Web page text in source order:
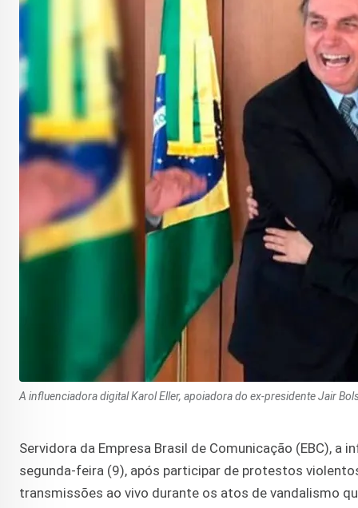
A influenciadora digital Karol Eller, apoiadora do ex-presidente Jair
Servidora da Empresa Brasil de Comunicação (EBC),
segunda-feira (9), após participar de protestos
transmissões ao vivo durante os atos de vandalismo